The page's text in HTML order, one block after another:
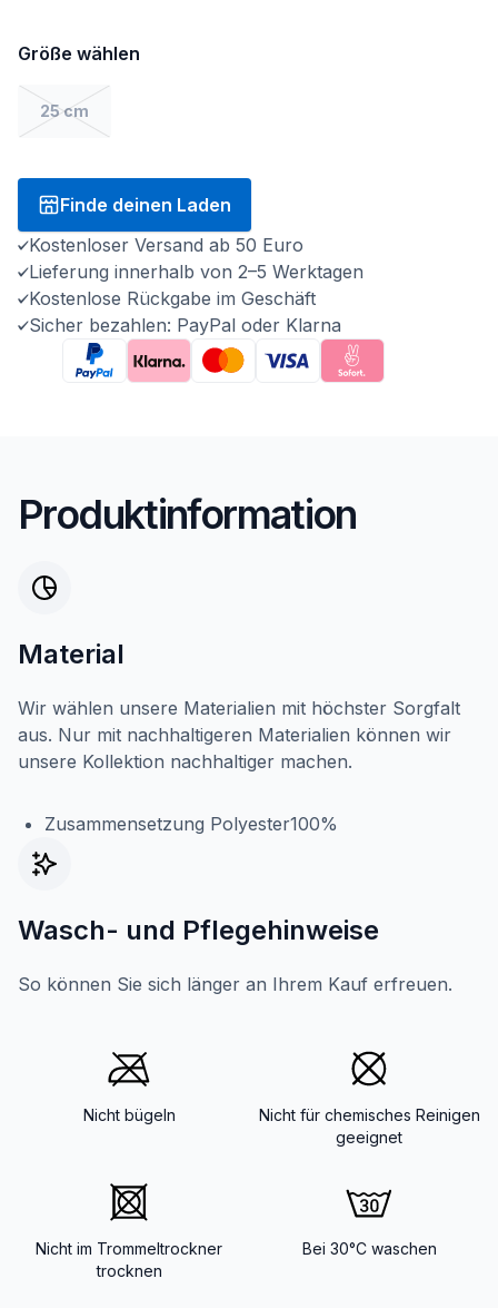
Größe wählen
25 cm
Finde deinen Laden
Kostenloser Versand ab 50 Euro
Lieferung innerhalb von 2–5 Werktagen
Kostenlose Rückgabe im Geschäft
Sicher bezahlen: PayPal oder Klarna
Produktinformation
Material
Wir wählen unsere Materialien mit höchster Sorgfalt
aus. Nur mit nachhaltigeren Materialien können wir
unsere Kollektion nachhaltiger machen.
Zusammensetzung Polyester100%
Wasch- und Pflegehinweise
So können Sie sich länger an Ihrem Kauf erfreuen.
Nicht bügeln
Nicht für chemisches Reinigen
geeignet
Nicht im Trommeltrockner
trocknen
Bei 30°C waschen